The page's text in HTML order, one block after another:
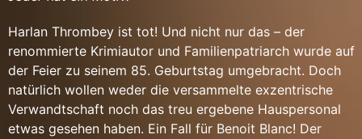
Harlan Thrombey ist tot! Und nicht nur das – der
renommierte Krimiautor und Familienpatriarch wurde auf
der Feier zu seinem 85. Geburtstag umgebracht. Doch
natürlich wollen weder die versammelte exzentrische
Verwandtschaft noch das treu ergebene Hauspersonal
etwas gesehen haben. Ein Fall für Benoit Blanc! Der